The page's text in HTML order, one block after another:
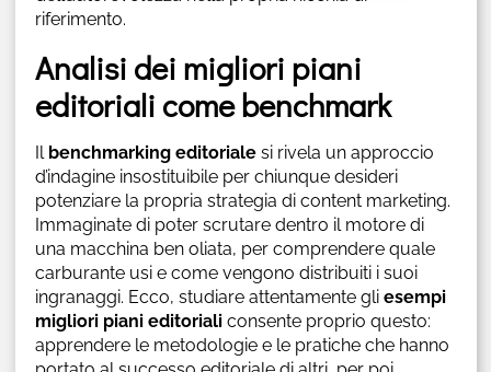
riferimento.
Analisi dei migliori piani
editoriali come benchmark
Il benchmarking editorialesi rivela un approccio
d’indagine insostituibile per chiunque desideri
potenziare la propria strategia di content marketing.
Immaginate di poter scrutare dentro il motore di
una macchina ben oliata, per comprendere quale
carburante usi e come vengono distribuiti i suoi
ingranaggi. Ecco, studiare attentamente gli esempi
migliori piani editorialiconsente proprio questo:
apprendere le metodologie e le pratiche che hanno